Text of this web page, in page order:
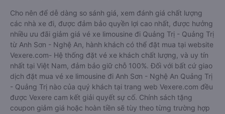
Cho nên để dễ dàng so sánh giá, xem đánh giá chất lượng
các nhà xe đi, được đảm bảo quyền lợi cao nhất, được hưởng
nhiều ưu đãi giảm giá vé xe limousine đi Quảng Trị - Quảng Trị
từ Anh Sơn - Nghệ An, hành khách có thể đặt mua tại website
Vexere.com- Hệ thống đặt vé xe khách chất lượng, và uy tín
nhất tại Việt Nam, đảm bảo giữ chỗ 100%. Đối với bất cứ giao
dịch đặt mua vé xe limousine đi Anh Sơn - Nghệ An Quảng Trị
- Quảng Trị nào của quý khách tại trang web Vexere.com đều
được Vexere cam kết giải quyết sự cố. Chính sách tặng
coupon giảm giá hoặc hoàn tiền sẽ tùy theo từng trường hợp